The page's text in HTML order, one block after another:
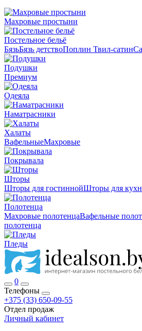
Махровые простыни
Постельное бельё
БязьБязь детствоПоплин Твил-сатин
Подушки
Премиум
Одеяла
Наматрасники
Халаты
ВафельныеМахровые
Покрывала
Шторы
Шторы для гостиннойШторы для
Полотенца
Махровые полотенцаВафельные
полотенца
Пледы
0
Телефоны
+375 (33) 650-09-55
Отдел продаж
Личный кабинет